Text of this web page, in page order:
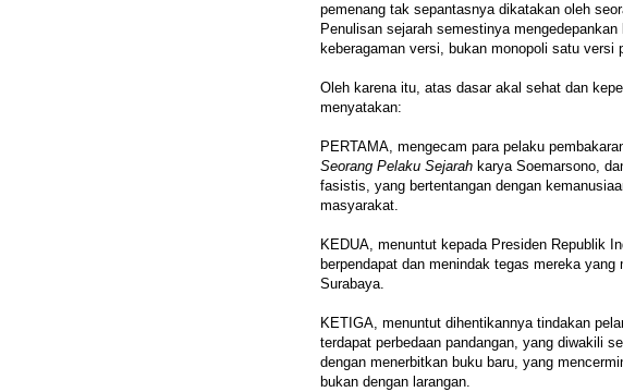
pemenang tak sepantasnya dikatakan oleh
Penulisan sejarah semestinya
keberagaman versi, bukan monopoli satu versi
Oleh karena itu, atas dasar akal sehat dan
menyatakan:
PERTAMA, mengecam para pelaku
Seorang Pelaku Sejarah karya Soemarsono,
fasistis, yang bertentangan dengan
masyarakat.
KEDUA, menuntut kepada Presiden Republik
berpendapat dan menindak tegas mereka
Surabaya.
KETIGA, menuntut dihentikannya tindakan
terdapat perbedaan pandangan, yang diwakili
dengan menerbitkan buku baru, yang
bukan dengan larangan.